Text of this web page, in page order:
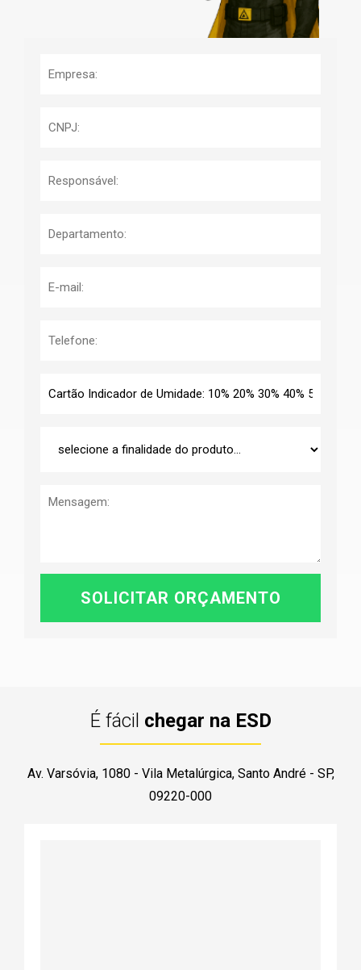
É fácil chegar na ESD
Av. Varsóvia, 1080 - Vila Metalúrgica, Santo André - SP,
09220-000